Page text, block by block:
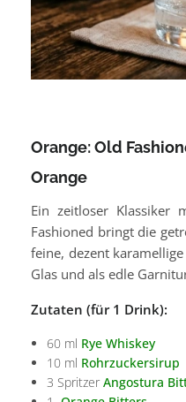
Orange: Old
Orange
Ein zeitloser Klassiker
Fashioned bringt die
feine, dezent
Glas und als edle
Zutaten (für 1 Drink):
60 ml Rye Whiskey
10 ml Rohrzuckersirup
3 Spritzer Angostura